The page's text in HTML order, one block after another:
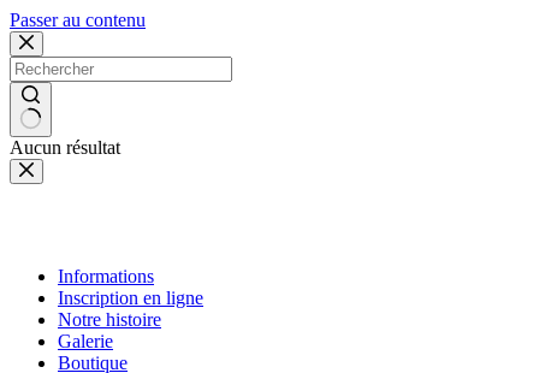
Passer au contenu
Aucun résultat
Informations
Inscription en ligne
Notre histoire
Galerie
Boutique